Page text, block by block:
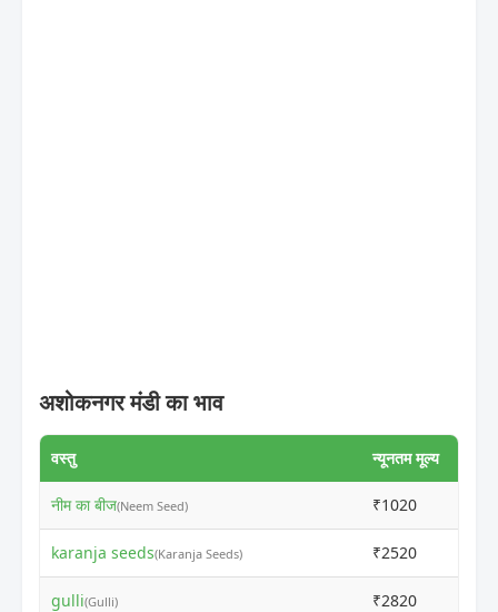
अशोकनगर मंडी का भाव
वस्तु न्यूनतम मूल्य
नीम का बीज(Neem Seed) ₹1020
karanja seeds(Karanja Seeds) ₹2520
gulli(Gulli) ₹2820